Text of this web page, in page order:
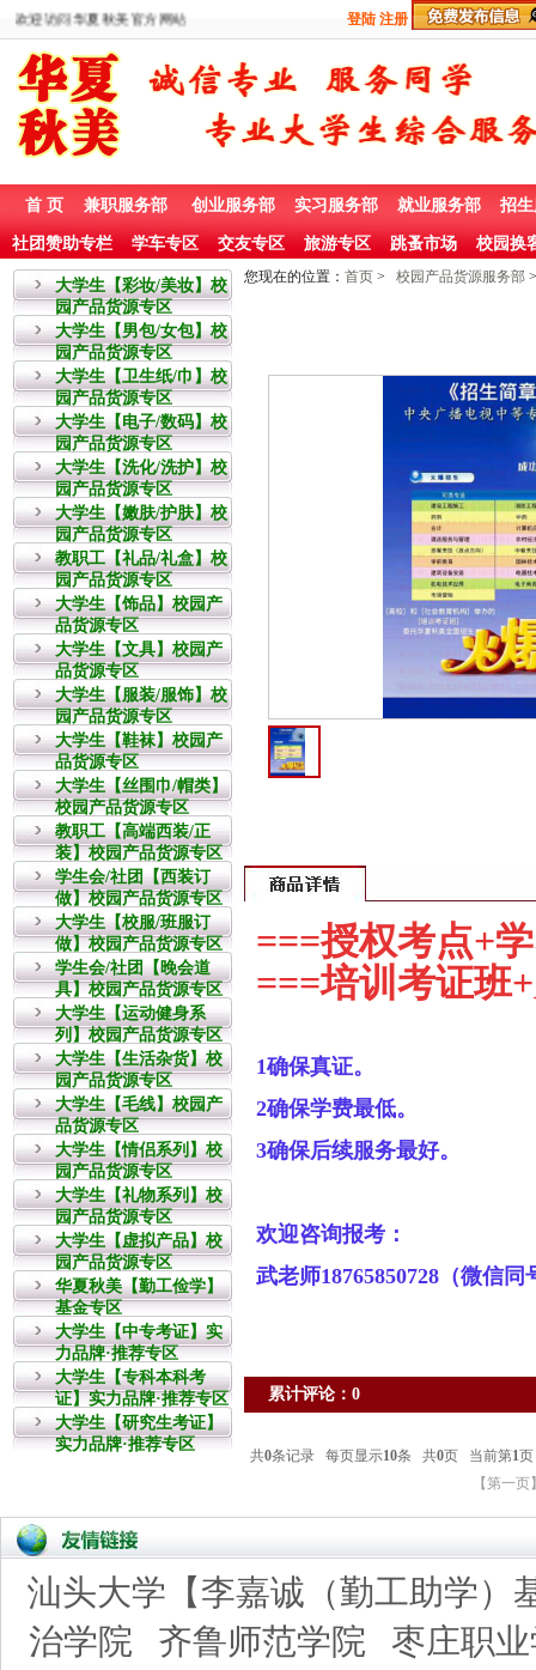
欢迎访问华夏秋美官方网站 登陆 注册
首 页 兼职服务部 创业服务部 实习服务部 就业服务部 招
社团赞助专栏 学车专区 交友专区 旅游专区 跳蚤市场 校园换
大学生【彩妆/美妆】校
园产品货源专区
大学生【男包/女包】校
园产品货源专区
大学生【卫生纸/巾】校
园产品货源专区
大学生【电子/数码】校
园产品货源专区
大学生【洗化/洗护】校
园产品货源专区
大学生【嫩肤/护肤】校
园产品货源专区
教职工【礼品/礼盒】校
园产品货源专区
大学生【饰品】校园产
品货源专区
大学生【文具】校园产
品货源专区
大学生【服装/服饰】校
园产品货源专区
大学生【鞋袜】校园产
品货源专区
大学生【丝围巾/帽类】
校园产品货源专区
教职工【高端西装/正
装】校园产品货源专区
学生会/社团【西装订
做】校园产品货源专区
大学生【校服/班服订
做】校园产品货源专区
学生会/社团【晚会道
具】校园产品货源专区
大学生【运动健身系
列】校园产品货源专区
大学生【生活杂货】校
园产品货源专区
大学生【毛线】校园产
品货源专区
大学生【情侣系列】校
园产品货源专区
大学生【礼物系列】校
园产品货源专区
大学生【虚拟产品】校
园产品货源专区
华夏秋美【勤工俭学】
基金专区
大学生【中专考证】实
力品牌·推荐专区
大学生【专科本科考
证】实力品牌·推荐专区
大学生【研究生考证】
实力品牌·推荐专区
您现在的位置： 首页 > 校园产品货源服务部
===授权考点+
===培训考证班
1确保真证。
2确保学费最低。
3确保后续服务最好。
欢迎咨询报考：
武老师18765850728（微信同
累计评论：0
汕头大学【李嘉诚（勤工助学）
治学院
齐鲁师范学院
枣庄职